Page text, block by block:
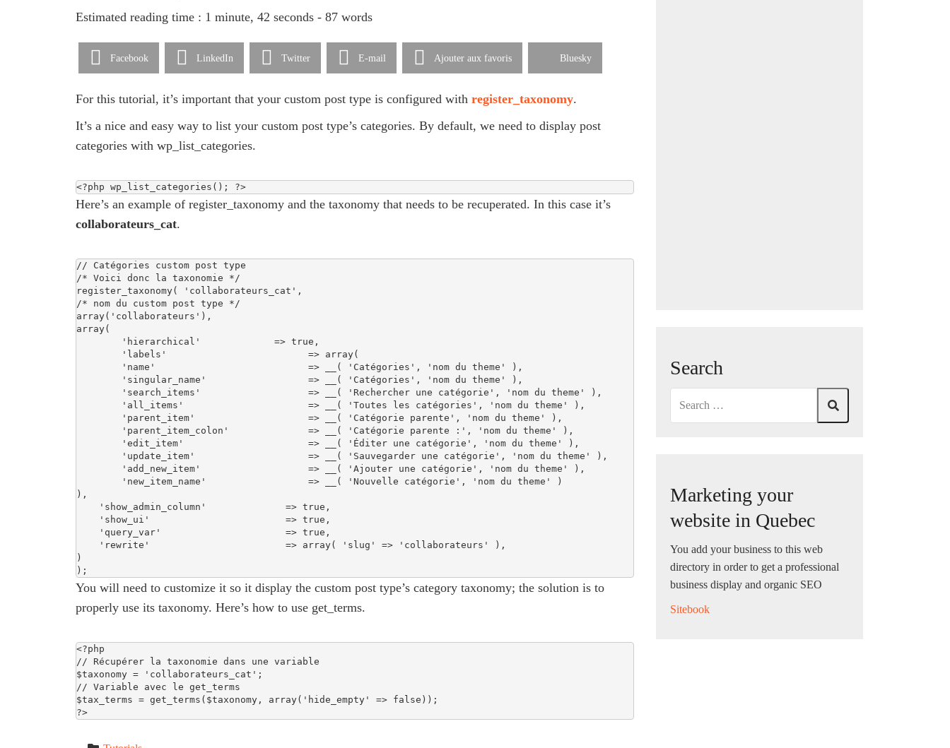
Estimated reading time : 1 minute, 42 seconds - 87 words
Facebook LinkedIn Twitter E-mail Ajouter aux favoris Bluesky
For this tutorial, it’s important that your custom post type is configured with register_taxonomy.
It’s a nice and easy way to list your custom post type’s categories. By default, we need to display post
categories with wp_list_categories.
<?php wp_list_categories(); ?>
Here’s an example of register_taxonomy and the taxonomy that needs to be recuperated. In this case it’s
collaborateurs_cat.
// Catégories custom post type
/* Voici donc la taxonomie */
register_taxonomy( 'collaborateurs_cat',
/* nom du custom post type */
array('collaborateurs'),
array(
),
)
);
You will need to customize it so it display the custom post type’s category taxonomy; the solution is to
properly use its taxonomy. Here’s how to use get_terms.
<?php
// Récupérer la taxonomie dans une variable
$taxonomy = 'collaborateurs_cat';
// Variable avec le get_terms
$tax_terms = get_terms($taxonomy, array('hide_empty' => false));
?>
Search
Marketing your
website in Quebec
You add your business to this web
directory in order to get a professional
business display and organic SEO
Sitebook